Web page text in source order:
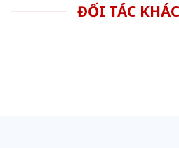
ĐỐI TÁC